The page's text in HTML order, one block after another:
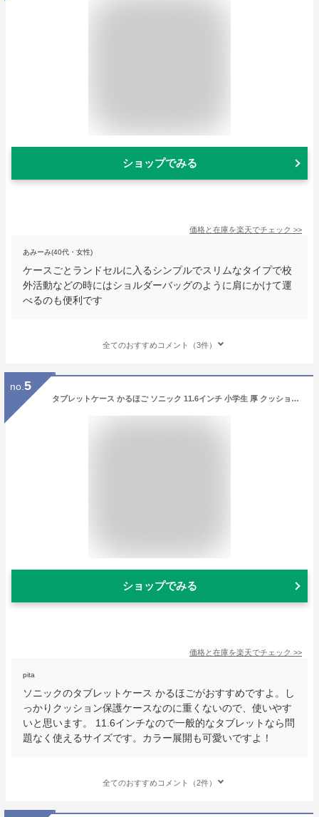
ショップでみる
価格と在庫を楽天でチェック >>
あみーみ(40代・女性)
ケースごとランドセルに入るシンプルでスリムなタイプで校
外活動などの時にはショルダーバッグのように肩にかけて運
べるのも便利です
全てのおすすめコメント（3件）
no. 5
タブレットケース かるほご ソニック 11.6インチ 小学生 厚 クッション付スクールPCケース 女の子 男の子 iPAD アイパッド モバイルノート パソコン タブレット 破損 保護 ランドセルやスクールバッグにぴったり かわいい かっこいい マチ付き ソニック カルホゴ PCケース
ショップでみる
価格と在庫を楽天でチェック >>
pita
ソニックのタブレットケース かるほごがおすすめですよ。し
っかりクッション保護ケースなのに重くないので、使いやす
いと思います。 11.6インチなので一般的なタブレットなら問
題なく使えるサイズです。カラー展開も可愛いですよ！
全てのおすすめコメント（2件）